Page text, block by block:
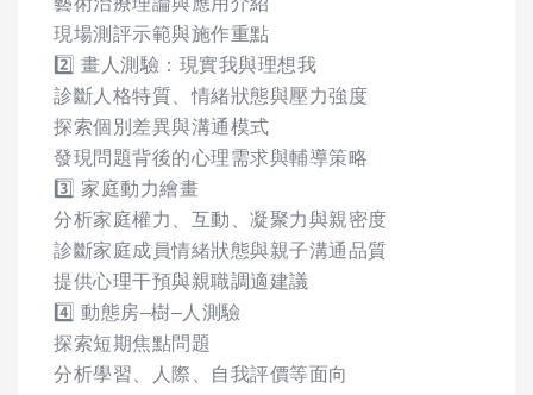
現場測評示範與施作重點
2️⃣ 畫人測驗：現實我與理想我
診斷人格特質、情緒狀態與壓力強度
探索個別差異與溝通模式
發現問題背後的心理需求與輔導策略
3️⃣ 家庭動力繪畫
分析家庭權力、互動、凝聚力與親密度
診斷家庭成員情緒狀態與親子溝通品質
提供心理干預與親職調適建議
4️⃣ 動態房–樹–人測驗
探索短期焦點問題
分析學習、人際、自我評價等面向